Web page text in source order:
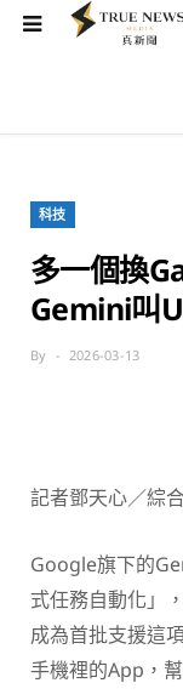
科技
多一個換
Gemini叫
By 2026-03-13
記者鄧天心／綜
Google旗下的
式任務自動化」
成為首批支援這
手機裡的App，